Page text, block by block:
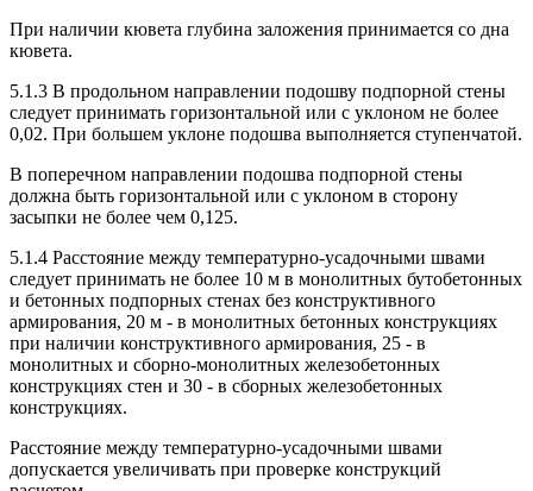
При наличии кювета глубина заложения принимается со дна
кювета.
5.1.3 В продольном направлении подошву подпорной стены
следует принимать горизонтальной или с уклоном не более
0,02. При большем уклоне подошва выполняется ступенчатой.
В поперечном направлении подошва подпорной стены
должна быть горизонтальной или с уклоном в сторону
засыпки не более чем 0,125.
5.1.4 Расстояние между температурно-усадочными швами
следует принимать не более 10 м в монолитных бутобетонных
и бетонных подпорных стенах без конструктивного
армирования, 20 м - в монолитных бетонных конструкциях
при наличии конструктивного армирования, 25 - в
монолитных и сборно-монолитных железобетонных
конструкциях стен и 30 - в сборных железобетонных
конструкциях.
Расстояние между температурно-усадочными швами
допускается увеличивать при проверке конструкций